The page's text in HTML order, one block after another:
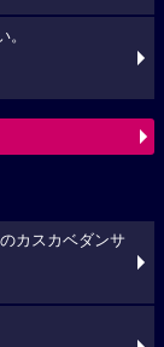
。
カスカベダンサ